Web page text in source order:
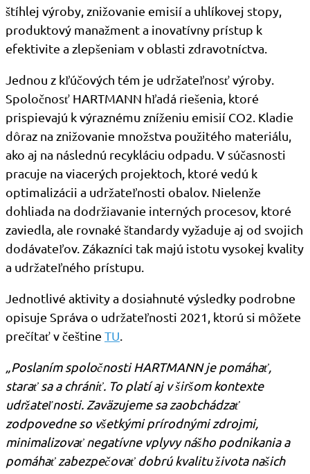
štíhlej výroby, znižovanie emisií a uhlíkovej stopy,
produktový manažment a inovatívny prístup k
efektivite a zlepšeniam v oblasti zdravotníctva.
Jednou z kľúčových tém je udržateľnosť výroby.
Spoločnosť HARTMANN hľadá riešenia, ktoré
prispievajú k výraznému zníženiu emisií CO2. Kladie
dôraz na znižovanie množstva použitého materiálu,
ako aj na následnú recykláciu odpadu. V súčasnosti
pracuje na viacerých projektoch, ktoré vedú k
optimalizácii a udržateľnosti obalov. Nielenže
dohliada na dodržiavanie interných procesov, ktoré
zaviedla, ale rovnaké štandardy vyžaduje aj od svojich
dodávateľov. Zákazníci tak majú istotu vysokej kvality
a udržateľného prístupu.
Jednotlivé aktivity a dosiahnuté výsledky podrobne
opisuje Správa o udržateľnosti 2021, ktorú si môžete
prečítať v češtine TU
„Poslaním spoločnosti HARTMANN je pomáhať,
starať sa a chrániť. To platí aj v širšom kontexte
udržateľnosti. Zaväzujeme sa zaobchádzať
zodpovedne so všetkými prírodnými zdrojmi,
minimalizovať negatívne vplyvy nášho podnikania a
pomáhať zabezpečovať dobrú kvalitu života našich